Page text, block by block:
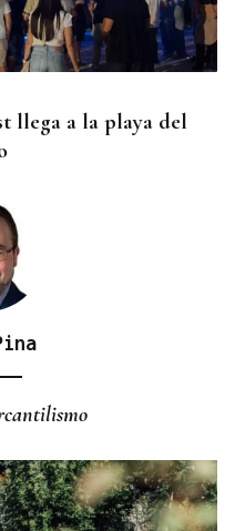
hubo dos protestas
llega a la playa del